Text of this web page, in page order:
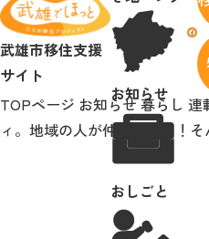
ニュー
武雄市移住支援サイト
メニューを開閉する
武雄で暮らす魅力
サポート
空き家・空き地バンク
武雄市移住支援
サイト
お知らせ
おしごと
TOPページ お知らせ暮らし 連
ィ。地域の人が仲間になる！